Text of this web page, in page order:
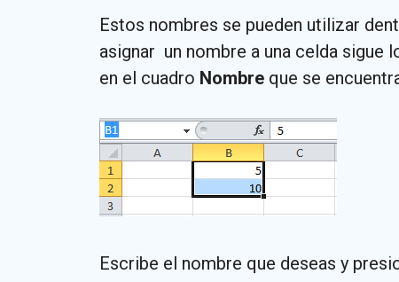
Estos nombres se pueden utilizar
asignar un nombre a una celda sigue
en el cuadro Nombre que se
Escribe el nombre que deseas y